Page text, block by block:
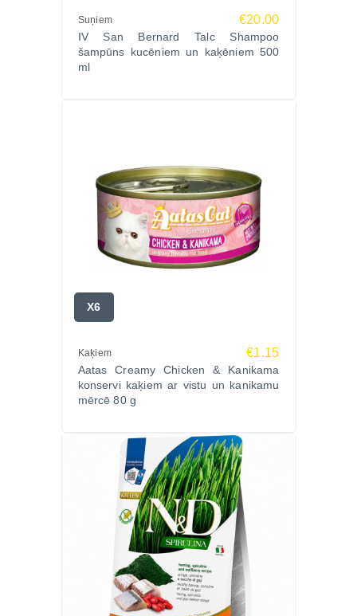
Suņiem €20.00
IV San Bernard Talc Shampoo
šampūns kucēniem un kaķēniem 500
ml
X6
Kaķiem €1.15
Aatas Creamy Chicken & Kanikama
konservi kaķiem ar vistu un kanikamu
mērcē 80 g